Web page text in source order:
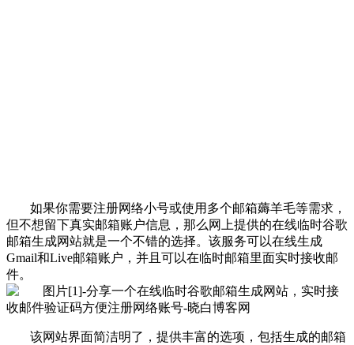
如果你需要注册网络小号或使用多个邮箱薅羊毛等需求，
但不想留下真实邮箱账户信息，那么网上提供的在线临时谷歌
邮箱生成网站就是一个不错的选择。该服务可以在线生成
Gmail和Live邮箱账户，并且可以在临时邮箱里面实时接收邮
件。
该网站界面简洁明了，提供丰富的选项，包括生成的邮箱